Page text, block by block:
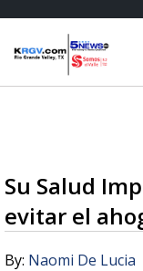
Su Salud
evitar el
By: Naomi De Lucia